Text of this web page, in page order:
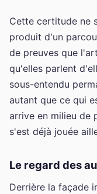
Cette certitude ne
produit d'un
de preuves que
qu'elles parlent
sous-entendu
autant que ce qui
arrive en milieu de
s'est déjà jouée
Le regard des
Derrière la façade